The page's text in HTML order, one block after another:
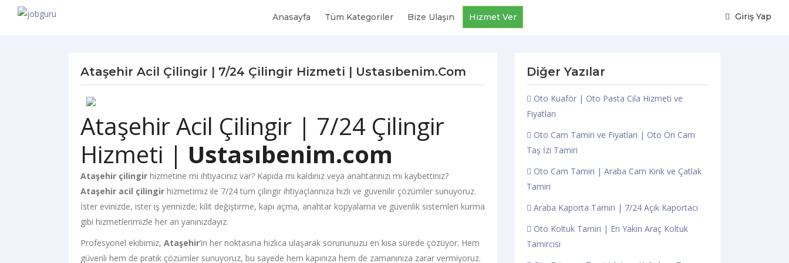
Anasayfa Tüm Kategoriler Bize Ulaşın Hizmet Ver Giriş Yap
Ataşehir Acil Çilingir | 7/24 Çilingir Hizmeti | Ustasıbenim.com
Ataşehir Acil Çilingir | 7/24 Çilingir
Hizmeti | Ustasıbenim.com
Ataşehir çilingir hizmetine mi ihtiyacınız var? Kapıda mı kaldınız veya anahtarınızı mı kaybettiniz?
Ataşehir acil çilingir hizmetimiz ile 7/24 tüm çilingir ihtiyaçlarınıza hızlı ve güvenilir çözümler sunuyoruz.
İster evinizde, ister iş yerinizde; kilit değiştirme, kapı açma, anahtar kopyalama ve güvenlik sistemleri kurma
gibi hizmetlerimizle her an yanınızdayız.
Profesyonel ekibimiz, Ataşehir’in her noktasına hızlıca ulaşarak sorununuzu en kısa sürede çözüyor. Hem
güvenli hem de pratik çözümler sunuyoruz, bu sayede hem kapınıza hem de zamanınıza zarar vermiyoruz.
Diğer Yazılar
Oto Kuaför | Oto Pasta Cila Hizmeti ve
Fiyatları
Oto Cam Tamiri ve Fiyatları | Oto Ön Cam
Taş İzi Tamiri
Oto Cam Tamiri | Araba Cam Kırık ve Çatlak
Tamiri
Araba Kaporta Tamiri | 7/24 Açık Kaportacı
Oto Koltuk Tamiri | En Yakın Araç Koltuk
Tamircisi